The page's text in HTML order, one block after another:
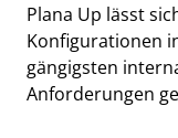
Plana Up lässt
Konfigurationen
gängigsten
Anforderungen